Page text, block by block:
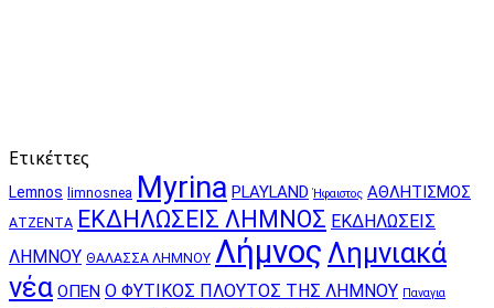
Ετικέττες
Lemnos limnosnea Myrina PLAYLAND Ήφαιστος ΑΘΛΗΤΙΣΜΟΣ
ΑΤΖΕΝΤΑ ΕΚΔΗΛΩΣΕΙΣ ΛΗΜΝΟΣ ΕΚΔΗΛΩΣΕΙΣ
ΛΗΜΝΟΥ ΘΑΛΑΣΣΑ ΛΗΜΝΟΥ Λήμνος Λημνιακά
νέα ΟΠΕΝ Ο ΦΥΤΙΚΟΣ ΠΛΟΥΤΟΣ ΤΗΣ ΛΗΜΝΟΥ Παναγια